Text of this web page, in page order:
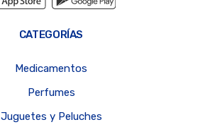
CATEGORÍAS
Medicamentos
Perfumes
Juguetes y Peluches